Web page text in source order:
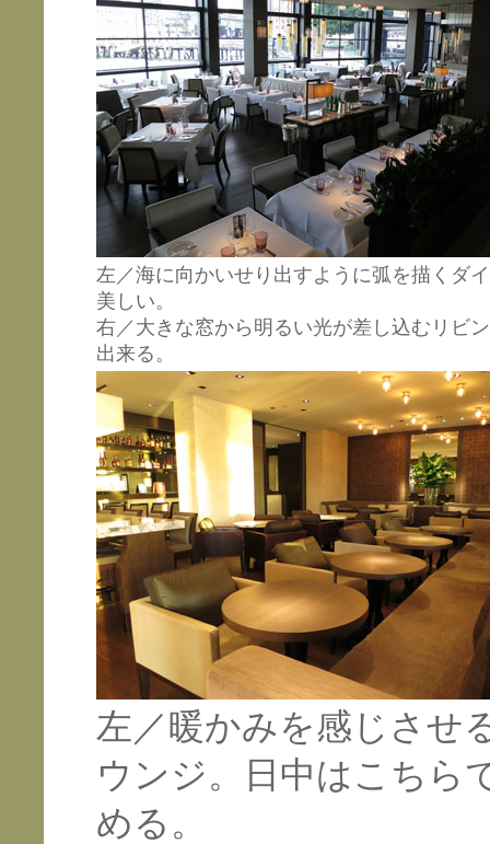
左／海に向かいせり出すように弧を描くダ
美しい。
右／大きな窓から明るい光が差し込むリビ
出来る。
左／暖かみを感じさせ
ウンジ。日中はこちら
める。